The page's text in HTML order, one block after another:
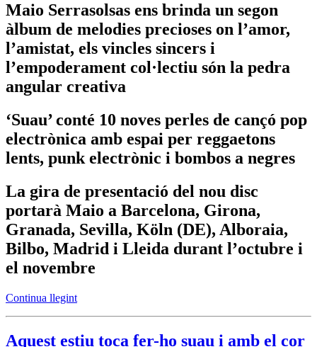
Maio Serrasolsas ens brinda un segon
àlbum de melodies precioses on l’amor,
l’amistat, els vincles sincers i
l’empoderament col·lectiu són la pedra
angular creativa
‘Suau’ conté 10 noves perles de cançó pop
electrònica amb espai per reggaetons
lents, punk electrònic i bombos a negres
La gira de presentació del nou disc
portarà Maio a Barcelona, Girona,
Granada, Sevilla, Köln (DE), Alboraia,
Bilbo, Madrid i Lleida durant l’octubre i
el novembre
Continua llegint
Aquest estiu toca fer-ho suau i amb el cor